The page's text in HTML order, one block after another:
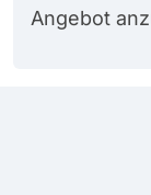
Angebot